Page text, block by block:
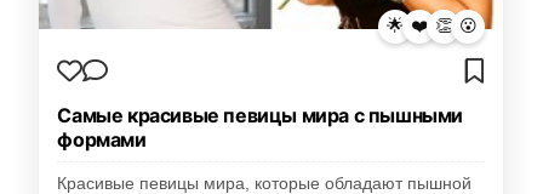
🌟 ❤️ 👏 😮
Самые красивые певицы мира с пышными
формами
Красивые певицы мира, которые обладают пышной